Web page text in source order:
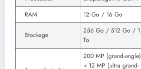
RAM
12 Go / 16 Go
Stockage
256 Go / 512 Go / 1
To
200 MP (grand-angle)
+ 12 MP (ultra grand-